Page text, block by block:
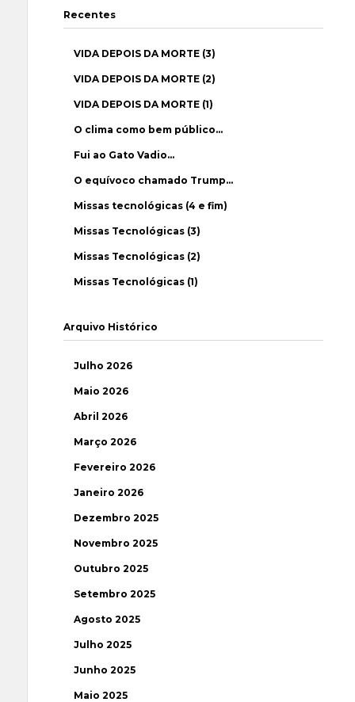
Recentes
VIDA DEPOIS DA MORTE (3)
VIDA DEPOIS DA MORTE (2)
VIDA DEPOIS DA MORTE (1)
O clima como bem público…
Fui ao Gato Vadio…
O equívoco chamado Trump…
Missas tecnológicas (4 e fim)
Missas Tecnológicas (3)
Missas Tecnológicas (2)
Missas Tecnológicas (1)
Arquivo Histórico
Julho 2026
Maio 2026
Abril 2026
Março 2026
Fevereiro 2026
Janeiro 2026
Dezembro 2025
Novembro 2025
Outubro 2025
Setembro 2025
Agosto 2025
Julho 2025
Junho 2025
Maio 2025